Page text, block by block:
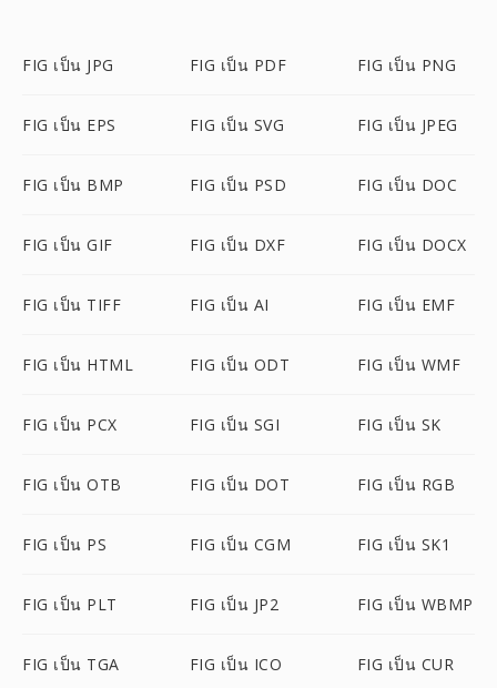
FIG เป็น JPG FIG เป็น PDF FIG เป็น PNG
FIG เป็น EPS FIG เป็น SVG FIG เป็น JPEG
FIG เป็น BMP FIG เป็น PSD FIG เป็น DOC
FIG เป็น GIF FIG เป็น DXF FIG เป็น DOCX
FIG เป็น TIFF FIG เป็น AI FIG เป็น EMF
FIG เป็น HTML FIG เป็น ODT FIG เป็น WMF
FIG เป็น PCX FIG เป็น SGI FIG เป็น SK
FIG เป็น OTB FIG เป็น DOT FIG เป็น RGB
FIG เป็น PS FIG เป็น CGM FIG เป็น SK1
FIG เป็น PLT FIG เป็น JP2 FIG เป็น WBMP
FIG เป็น TGA FIG เป็น ICO FIG เป็น CUR